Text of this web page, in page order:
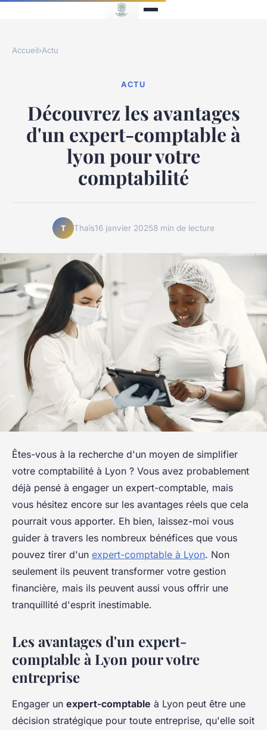
Accueil›Actu
ACTU
Découvrez les avantages
d'un expert-comptable à
lyon pour votre
comptabilité
T Thaïs16 janvier 20258 min de lecture
Êtes-vous à la recherche d'un moyen de simplifier
votre comptabilité à Lyon ? Vous avez probablement
déjà pensé à engager un expert-comptable, mais
vous hésitez encore sur les avantages réels que cela
pourrait vous apporter. Eh bien, laissez-moi vous
guider à travers les nombreux bénéfices que vous
pouvez tirer d'un expert-comptable à Lyon. Non
seulement ils peuvent transformer votre gestion
financière, mais ils peuvent aussi vous offrir une
tranquillité d'esprit inestimable.
Les avantages d'un expert-
comptable à Lyon pour votre
entreprise
Engager un expert-comptable à Lyon peut être une
décision stratégique pour toute entreprise, qu'elle soit